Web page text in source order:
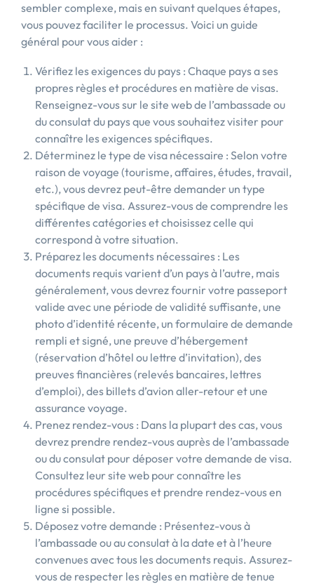
sembler complexe, mais en suivant quelques étapes,
vous pouvez faciliter le processus. Voici un guide
général pour vous aider :
Vérifiez les exigences du pays : Chaque pays a ses
propres règles et procédures en matière de visas.
Renseignez-vous sur le site web de l’ambassade ou
du consulat du pays que vous souhaitez visiter pour
connaître les exigences spécifiques.
Déterminez le type de visa nécessaire : Selon votre
raison de voyage (tourisme, affaires, études, travail,
etc.), vous devrez peut-être demander un type
spécifique de visa. Assurez-vous de comprendre les
différentes catégories et choisissez celle qui
correspond à votre situation.
Préparez les documents nécessaires : Les
documents requis varient d’un pays à l’autre, mais
généralement, vous devrez fournir votre passeport
valide avec une période de validité suffisante, une
photo d’identité récente, un formulaire de demande
rempli et signé, une preuve d’hébergement
(réservation d’hôtel ou lettre d’invitation), des
preuves financières (relevés bancaires, lettres
d’emploi), des billets d’avion aller-retour et une
assurance voyage.
Prenez rendez-vous : Dans la plupart des cas, vous
devrez prendre rendez-vous auprès de l’ambassade
ou du consulat pour déposer votre demande de visa.
Consultez leur site web pour connaître les
procédures spécifiques et prendre rendez-vous en
ligne si possible.
Déposez votre demande : Présentez-vous à
l’ambassade ou au consulat à la date et à l’heure
convenues avec tous les documents requis. Assurez-
vous de respecter les règles en matière de tenue